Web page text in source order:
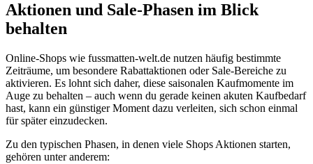
Aktionen und Sale-Phasen im Blick
behalten
Online-Shops wie fussmatten-welt.de nutzen häufig bestimmte
Zeiträume, um besondere Rabattaktionen oder Sale-Bereiche zu
aktivieren. Es lohnt sich daher, diese saisonalen Kaufmomente im
Auge zu behalten – auch wenn du gerade keinen akuten Kaufbedarf
hast, kann ein günstiger Moment dazu verleiten, sich schon einmal
für später einzudecken.
Zu den typischen Phasen, in denen viele Shops Aktionen starten,
gehören unter anderem: